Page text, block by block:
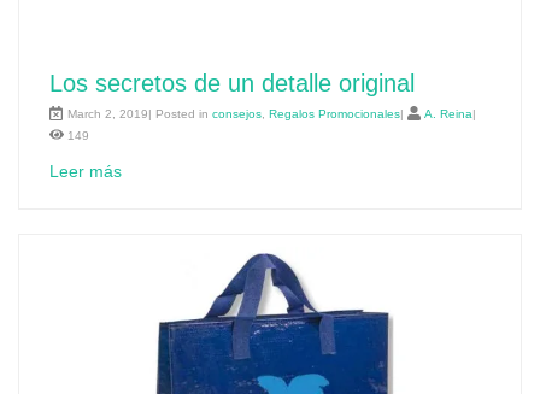
Los secretos de un detalle original
March 2, 2019| Posted in consejos Regalos Promocionales| A. Reina|
149
Leer más